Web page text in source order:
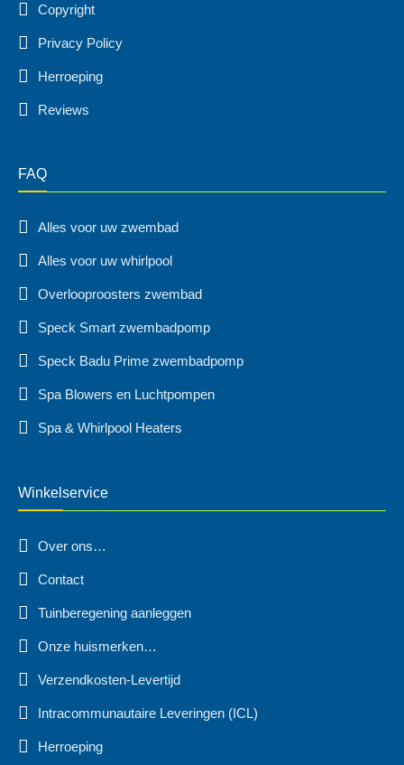
Copyright
Privacy Policy
Herroeping
Reviews
FAQ
Alles voor uw zwembad
Alles voor uw whirlpool
Overlooproosters zwembad
Speck Smart zwembadpomp
Speck Badu Prime zwembadpomp
Spa Blowers en Luchtpompen
Spa & Whirlpool Heaters
Winkelservice
Over ons…
Contact
Tuinberegening aanleggen
Onze huismerken…
Verzendkosten-Levertijd
Intracommunautaire Leveringen (ICL)
Herroeping